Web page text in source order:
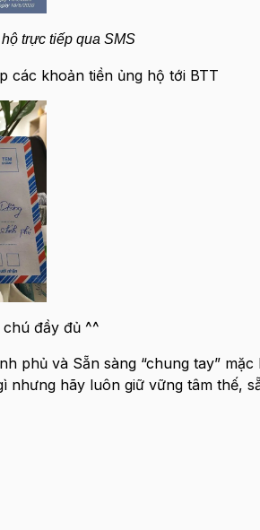
trực tiếp qua SMS
các khoản tiền ủng hộ tới BTT
đầy đủ ^^
phủ và Sẵn sàng “chung tay”
nhưng hãy luôn giữ vững tâm thế,